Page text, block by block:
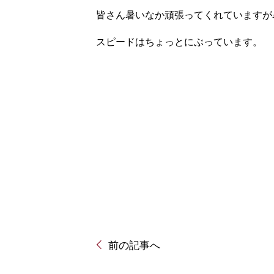
皆さん暑いなか頑張ってくれています
スピードはちょっとにぶっています。
投前の記事へ